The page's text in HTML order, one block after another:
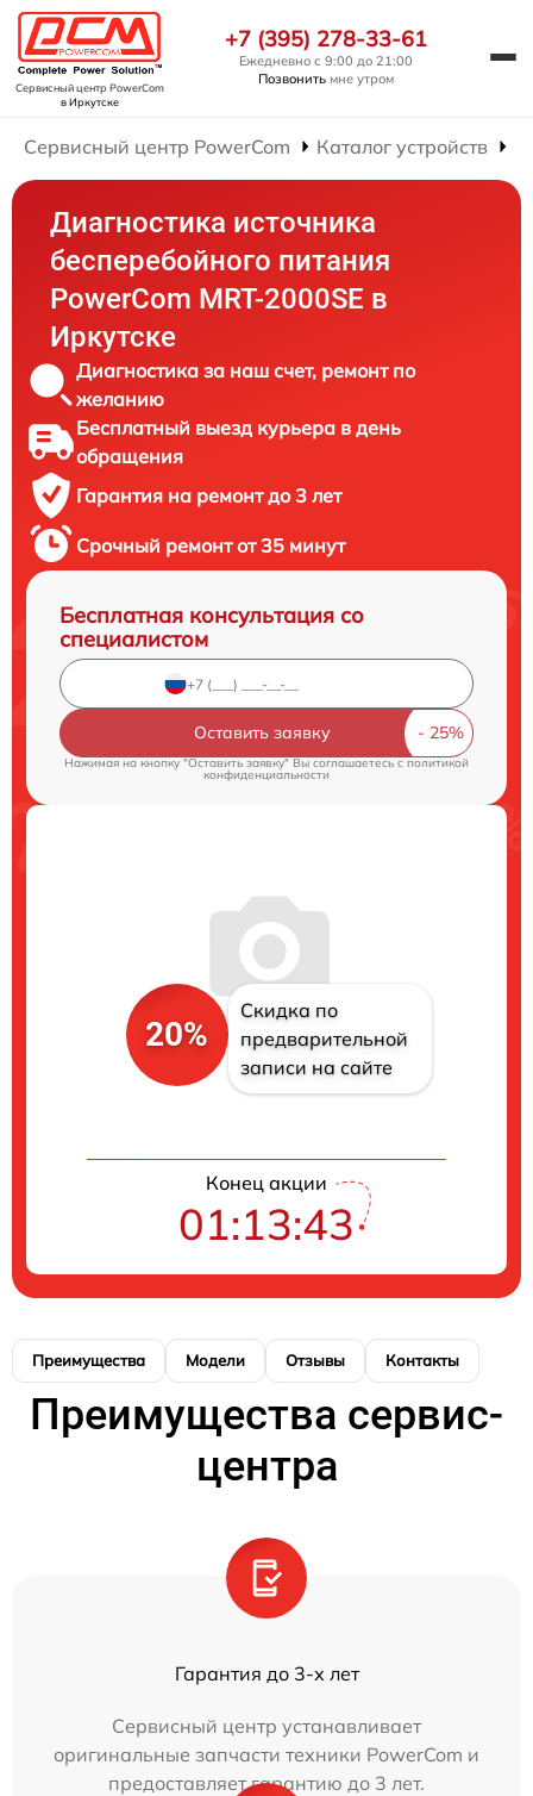
Сервисный центр PowerCom
в Иркутске
+7 (395) 278-33-61
Ежедневно с 9:00 до 21:00
Позвонить мне утром
Сервисный центр PowerCom Каталог устройств
Диагностика источника
бесперебойного питания
PowerCom MRT-2000SE в
Иркутске
Диагностика за наш счет, ремонт по
желанию
Бесплатный выезд курьера в день
обращения
Гарантия на ремонт до 3 лет
Срочный ремонт от 35 минут
Бесплатная консультация со
специалистом
Оставить заявку
Нажимая на кнопку "Оставить заявку" Вы соглашаетесь cполитикой
конфиденциальности
20%
Скидка по
предварительной
записи на сайте
Конец акции
01:13:43
Преимущества Модели Отзывы Контакты
Преимущества сервис-
центра
Гарантия до 3-х лет
Сервисный центр устанавливает
оригинальные запчасти техники PowerCom и
предоставляет гарантию до 3 лет.